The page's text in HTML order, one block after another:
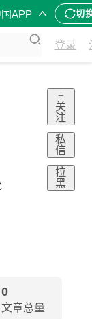
APP 切
登录
+
关
注
私
信
拉
黑
0
文章总量